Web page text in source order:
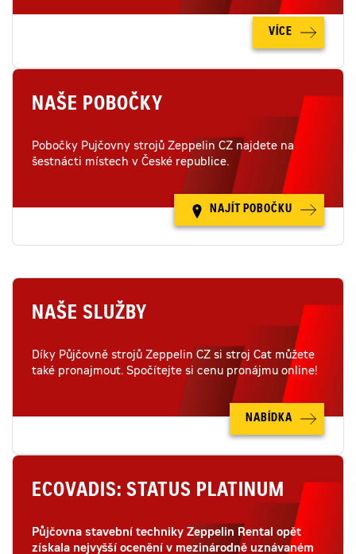
VÍCE
NAŠE POBOČKY
Pobočky Pujčovny strojů Zeppelin CZ najdete na
šestnácti místech v České republice.
NAJÍT POBOČKU
NAŠE SLUŽBY
Díky Půjčovně strojů Zeppelin CZ si stroj Cat můžete
také pronajmout. Spočítejte si cenu pronájmu online!
NABÍDKA
ECOVADIS: STATUS PLATINUM
Půjčovna stavební techniky Zeppelin Rental opět
získala nejvyšší ocenění v mezinárodně uznávaném